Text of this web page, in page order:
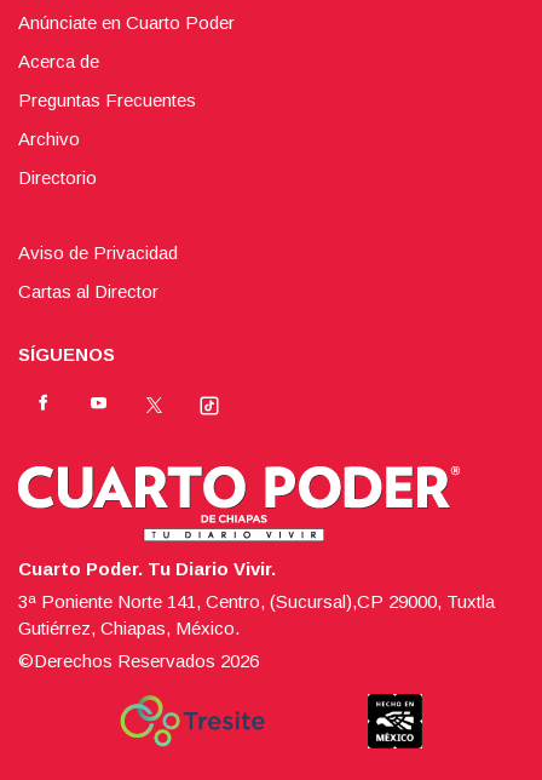
Anúnciate en Cuarto Poder
Acerca de
Preguntas Frecuentes
Archivo
Directorio
Aviso de Privacidad
Cartas al Director
SÍGUENOS
Cuarto Poder. Tu Diario Vivir.
3ª Poniente Norte 141, Centro, (Sucursal),CP 29000, Tuxtla
Gutiérrez, Chiapas, México.
©Derechos Reservados 2026